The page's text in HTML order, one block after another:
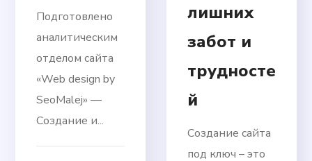
Подготовлено
аналитическим
отделом сайта
«Web design by
SeoMalej» —
Создание и...
лишних
забот и
трудносте
й
Создание сайта
под ключ – это